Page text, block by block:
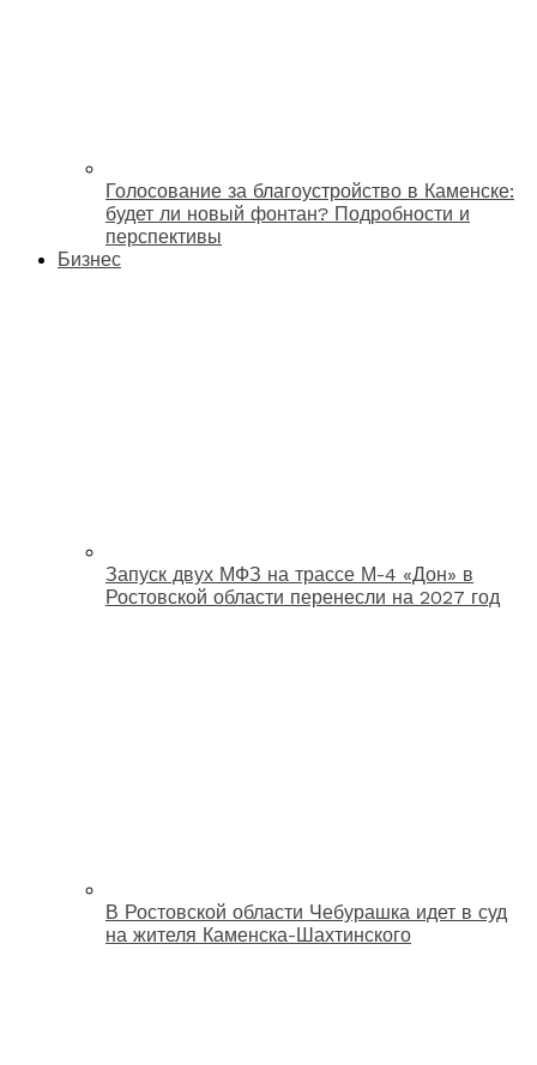
Голосование за благоустройство в Каменске:
будет ли новый фонтан? Подробности и
перспективы
Бизнес
Запуск двух МФЗ на трассе М-4 «Дон» в
Ростовской области перенесли на 2027 год
В Ростовской области Чебурашка идет в суд
на жителя Каменска-Шахтинского